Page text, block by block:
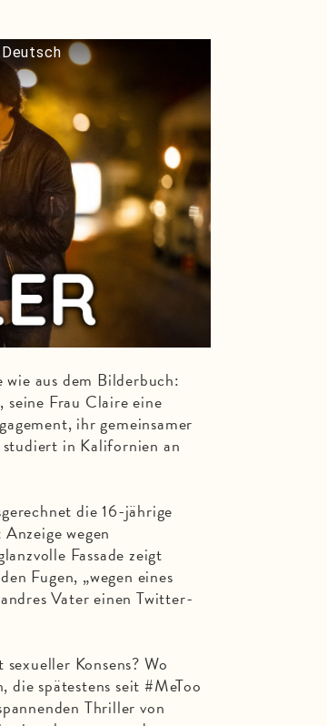
Deutsch
aus dem Bilderbuch:
Frau Claire eine
ihr gemeinsamer
in Kalifornien an
die 16-jährige
wegen
Fassade zeigt
Fugen, „wegen eines
Vater einen Twitter-
Konsens? Wo
die spätestens seit #MeToo
Thriller von